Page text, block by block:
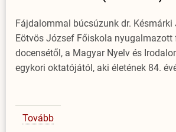
Fájdalommal búcsúzunk dr. Késmárki
Eötvös József Főiskola nyugalmazott
docensétől, a Magyar Nyelv és
egykori oktatójától, aki életének 84.
Tovább